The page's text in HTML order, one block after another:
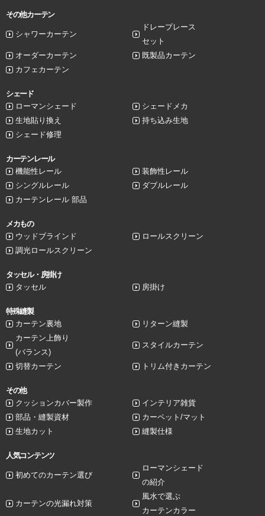
その他カーテン
シャワーカーテン
ドレープレース
セット
オーダーカーテン
既製品カーテン
カフェカーテン
シェード
ローマンシェード
シェードメカ
生地貼り換え
持ち込み生地
シェード修理
カーテンレール
機能性レール
装飾性レール
シングルレール
ダブルレール
カーテンレール 部品
メカもの
ウッドブラインド
ロールスクリーン
調光ロールスクリーン
タッセル・房掛け
タッセル
房掛け
特殊縫製
カーテン裏地
リターン縫製
カーテン上飾り
(バランス)
スタイルカーテン
切替カーテン トリム付きカーテン
その他
クッションカバー製作
インテリア雑貨
部品・縫製資材
カーペット/マット
生地カット
縫製仕様
人気コンテンツ
初めてのカーテン選び
ローマンシェード
の紹介
カーテンの光漏れ対策
風水で選ぶ
カーテンカラー